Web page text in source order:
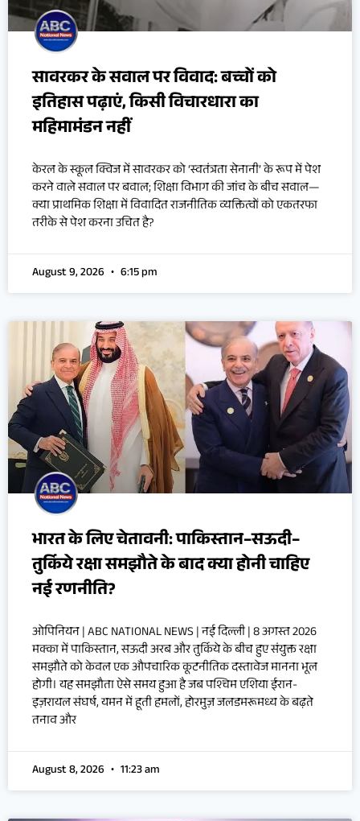
सावरकर के सवाल पर विवाद: बच्चों को
इतिहास पढ़ाएं, किसी विचारधारा का
महिमामंडन नहीं
केरल के स्कूल क्विज में सावरकर को ‘स्वतंत्रता सेनानी’ के रूप में पेश
करने वाले सवाल पर बवाल; शिक्षा विभाग की जांच के बीच सवाल—
क्या प्राथमिक शिक्षा में विवादित राजनीतिक व्यक्तित्वों को एकतरफा
तरीके से पेश करना उचित है?
August 9, 2026 6:15 pm
भारत के लिए चेतावनी: पाकिस्तान–सऊदी–
तुर्किये रक्षा समझौते के बाद क्या होनी चाहिए
नई रणनीति?
ओपिनियन | ABC NATIONAL NEWS | नई दिल्ली | 8 अगस्त 2026
मक्का में पाकिस्तान, सऊदी अरब और तुर्किये के बीच हुए संयुक्त रक्षा
समझौते को केवल एक औपचारिक कूटनीतिक दस्तावेज मानना भूल
होगी। यह समझौता ऐसे समय हुआ है जब पश्चिम एशिया ईरान-
इज़रायल संघर्ष, यमन में हूती हमलों, होरमुज़ जलडमरूमध्य के बढ़ते
तनाव और
August 8, 2026 11:23 am